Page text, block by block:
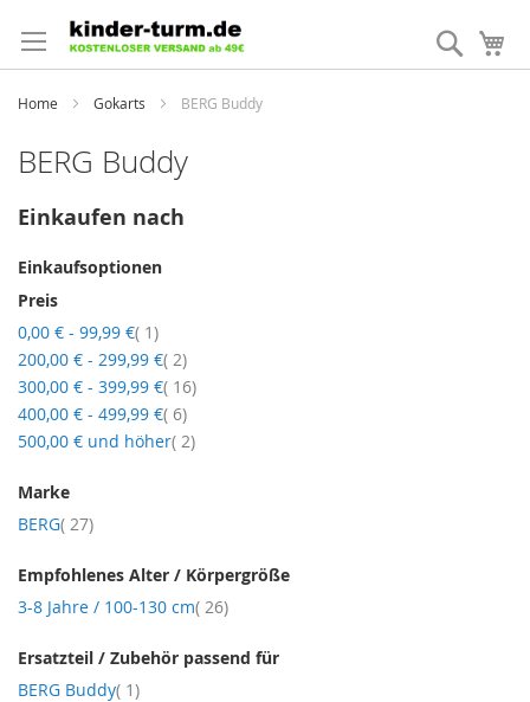
zum
Inhalt
Suche
Home Gokarts BERG Buddy
BERG Buddy
Einkaufen nach
Einkaufsoptionen
Preis
0,00 € - 99,99 € 1Artikel
200,00 € - 299,99 € 2Artikel
300,00 € - 399,99 € 16Artikel
400,00 € - 499,99 € 6Artikel
500,00 € und höher 2Artikel
Marke
BERG 27Artikel
Empfohlenes Alter / Körpergröße
3-8 Jahre / 100-130 cm 26Artikel
Ersatzteil / Zubehör passend für
BERG Buddy 1Artikel